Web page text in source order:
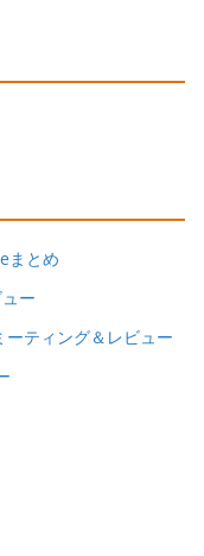
まとめ
ー
ティング＆レビュー